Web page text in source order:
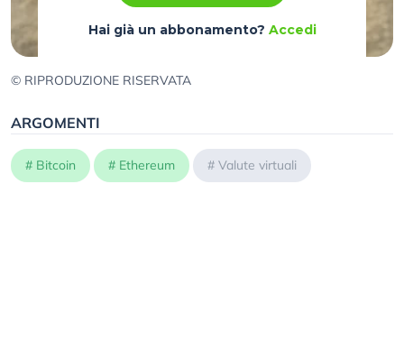
Hai già un abbonamento? Accedi
© RIPRODUZIONE RISERVATA
ARGOMENTI
# Bitcoin # Ethereum # Valute virtuali